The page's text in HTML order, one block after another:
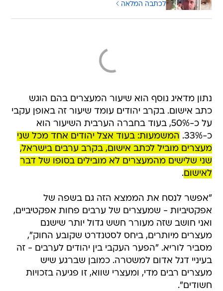
לכתבה המלאה
נתון מדאיג נוסף הוא שיעור המעצרים בהם הוגש
כתב אישום. בקרב יהודים עומד שיעור זה באופן עקבי
על כ-50%, בעוד בחברה הערבית השיעור הוא
כ-33%.
המשמעות: בעוד אצל יהודים אחד מכל שני
מעצרים מוביל לכתב אישום, בקרב ערבים בישראל,
שני שלישים מהמעצרים לא מובילים בסופו של דבר
לאישום.
"אפשר לנסח את הממצא הזה גם בשפה של
אפקטיביות - שמעצרים של ערבים פחות אפקטיביים,
ואני חושב שזה מעורר חשש גדול יותר שישנם
מעצרים מיותרים, ביחס לסטנדרט שקובע החוק",
מסביר לוריא. "הפער העקבי בין יהודים לערבים - זה
בעיניי דגל אדום למשטרה. כמובן שברגע שיש
מעצרים רבים מדי, ומעצרי שווא, זו פגיעה בזכויות
חשודים".